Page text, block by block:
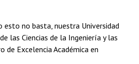
esto no basta, nuestra Universidad
las Ciencias de la Ingeniería y las
Excelencia Académica en